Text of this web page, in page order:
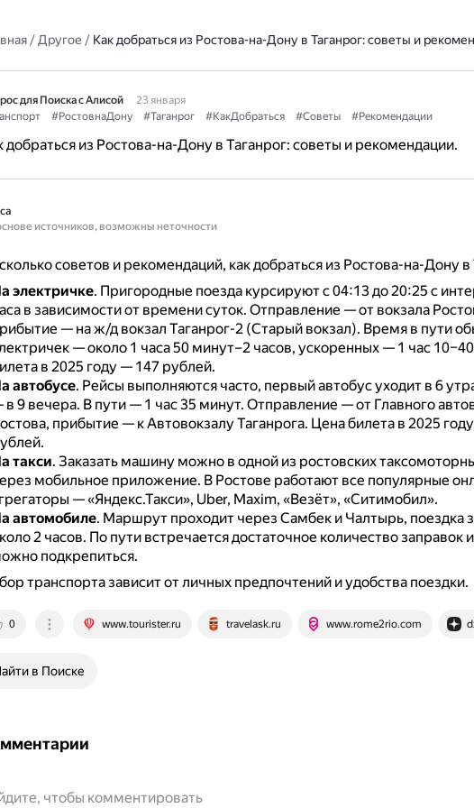
/Другое / Как добраться из Ростова-на-Дону в Таганрог: советы и
для Поиска с Алисой
23 января
#РостовнаДону #Таганрог #КакДобраться #Советы #Рекомендации
добраться из Ростова-на-Дону в Таганрог: советы и рекомендации.
источников, возможны неточности
советов и рекомендаций, как добраться из Ростова-на-Дону в
электричке. Пригородные поезда курсируют с 04:13 до 20:25 с
в зависимости от времени суток. Отправление — от вокзала
— на ж/д вокзал Таганрог-2 (Старый вокзал). Время в пути
— около 1 часа 50 минут–2 часов, ускоренных — 1 час
в 2025 году — 147 рублей.
автобусе. Рейсы выполняются часто, первый автобус уходит в 6
в 9 вечера. В пути — 1 час 35 минут. Отправление — от Главного
прибытие — к Автовокзалу Таганрога. Цена билета в 2025
такси. Заказать машину можно в одной из ростовских
мобильное приложение. В Ростове работают все популярные
— «Яндекс.Такси», Uber, Maxim, «Везёт», «Ситимобил».
автомобиле. Маршрут проходит через Самбек и Чалтырь, поездка
2 часов. По пути встречается достаточное количество заправок
подкрепиться.
транспорта зависит от личных предпочтений и удобства поездки.
0 www.tourister.ru travelask.ru www.rome2rio.com
в Поиске
чтобы комментировать